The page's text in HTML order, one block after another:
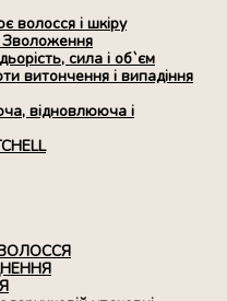
волосся і шкіру
Зволоження
сила і об`єм
витончення і випадіння
відновлююча і
ВОЛОССЯ